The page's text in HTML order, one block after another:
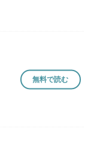
無料で読む